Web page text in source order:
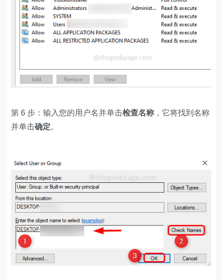
第 6 步：输入您的用户名并单击检查名称 ，它将找到名称
并单击确定。